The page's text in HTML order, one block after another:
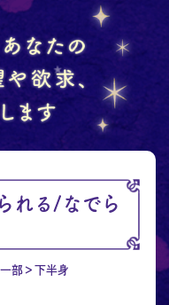
れる/なでら
部 下半身